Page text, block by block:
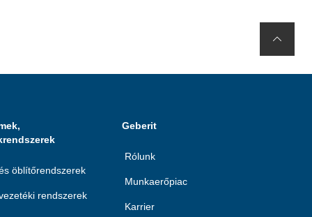
öblítőrendszerek
rendszerek
Geberit
Rólunk
Munkaerőpiac
Karrier